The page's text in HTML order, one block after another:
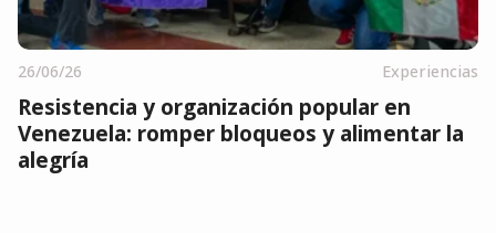
26/06/26 Experiencias
Resistencia y organización popular en
Venezuela: romper bloqueos y alimentar la
alegría